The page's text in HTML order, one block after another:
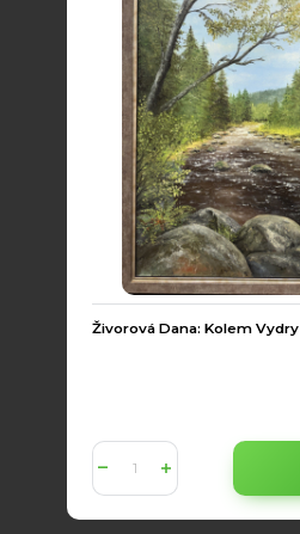
Živorová Dana: Kolem Vydry